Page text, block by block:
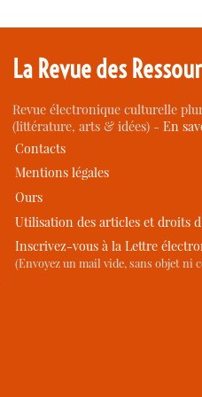
La Revue des
Revue électronique culturelle
(littérature, arts & idées) -En
Contacts
Mentions légales
Ours
Utilisation des articles et droits
Inscrivez-vous à la Lettre
(Envoyez un mail vide, sans objet ni